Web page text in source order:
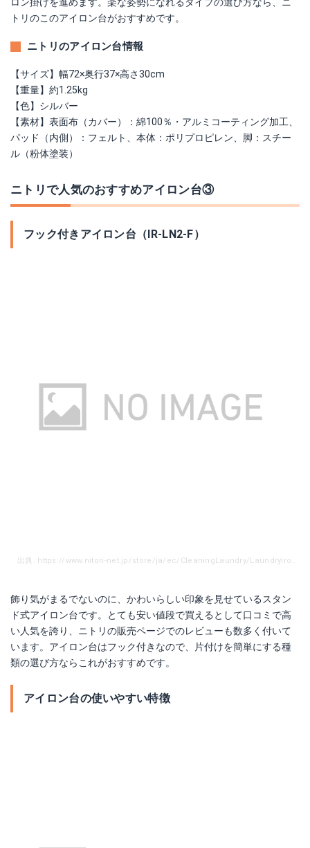
ロン掛けを進めます。楽な姿勢になれるタイプの選び方なら、ニ
トリのこのアイロン台がおすすめです。
ニトリのアイロン台情報
【サイズ】幅72×奥行37×高さ30cm
【重量】約1.25kg
【色】シルバー
【素材】表面布（カバー）：綿100％・アルミコーティング加工、
パッド（内側）：フェルト、本体：ポリプロピレン、脚：スチー
ル（粉体塗装）
ニトリで人気のおすすめアイロン台③
フック付きアイロン台（IR-LN2-F）
飾り気がまるでないのに、かわいらしい印象を見せているスタン
ド式アイロン台です。とても安い値段で買えるとして口コミで高
い人気を誇り、ニトリの販売ページでのレビューも数多く付いて
います。アイロン台はフック付きなので、片付けを簡単にする種
類の選び方ならこれがおすすめです。
アイロン台の使いやすい特徴